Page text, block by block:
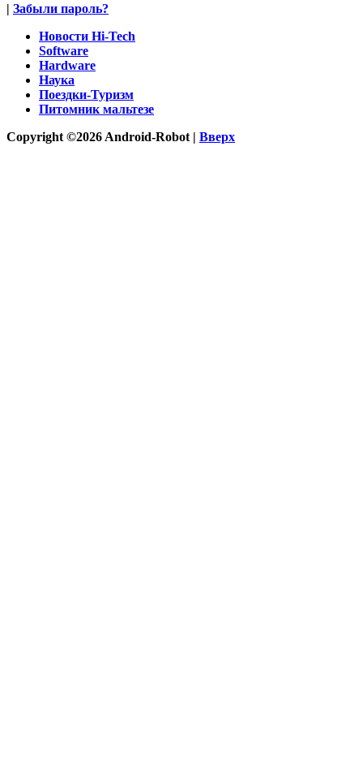
| Забыли пароль?
Новости Hi-Tech
Software
Hardware
Наука
Поездки-Туризм
Питомник мальтезе
Copyright ©2026 Android-Robot | Вверх